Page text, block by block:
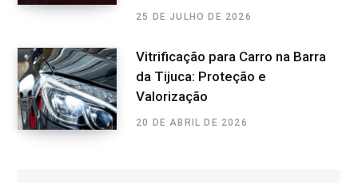
25 DE JULHO DE 2026
Vitrificação para Carro na Barra
da Tijuca: Proteção e
Valorização
20 DE ABRIL DE 2026